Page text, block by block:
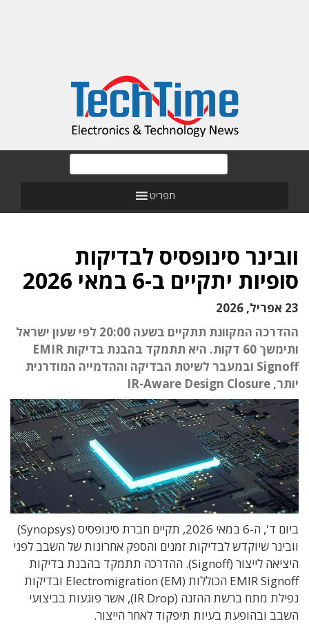
תפריט
וובינר סינופסיס לבדיקות
סופיות יתקיים ב-6 במאי 2026
23 אפריל, 2026
ההדרכה המקוונת תתקיים בשעה 20:00 לפי שעון ישראל
ותימשך 60 דקות. היא תתמקד בהבנת בדיקות EMIR
Signoff ובמעבר לשיטת הבדיקה וההדמייה המודרנית
יותר, IR-Aware Design Closure
ביום ד', ה-6 במאי 2026, תקיים חברת סינופסיס (Synopsys)
וובינר שיוקדש לבדיקות זמנים והספק אחרונות של השבב לפני
היציאה לייצור (Signoff). ההדרכה תתמקד בהבנת בדיקות
EMIR Signoff הכוללות Electromigration (EM) ובדיקות
נפילת מתח ברשת ההזנה (IR Drop), אשר פוגעות בביצועי
השבב ובהופעת בעיות תיפקוד לאחר הייצור.